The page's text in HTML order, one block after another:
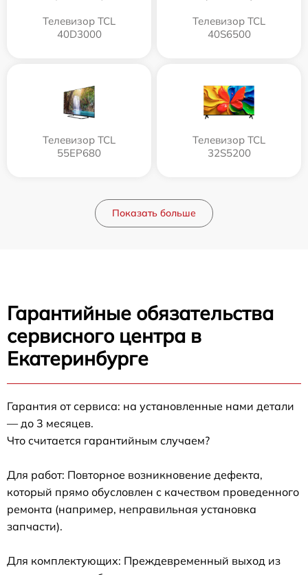
Телевизор TCL
40D3000
Телевизор TCL
40S6500
Телевизор TCL
55EP680
Телевизор TCL
32S5200
Показать больше
Гарантийные обязательства
сервисного центра в
Екатеринбурге
Гарантия от сервиса: на установленные нами детали
— до 3 месяцев.
Что считается гарантийным случаем?
Для работ: Повторное возникновение дефекта,
который прямо обусловлен с качеством проведенного
ремонта (например, неправильная установка
запчасти).
Для комплектующих: Преждевременный выход из